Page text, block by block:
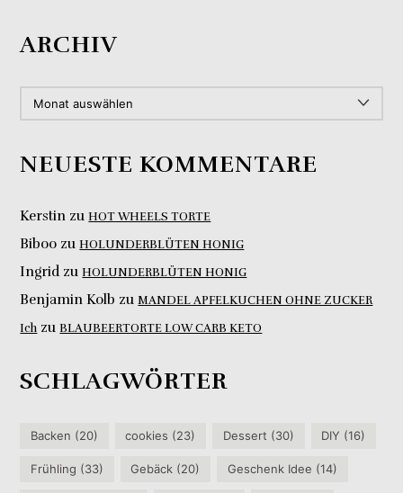
ARCHIV
NEUESTE KOMMENTARE
Kerstin zuHOT WHEELS TORTE
Biboo zuHOLUNDERBLÜTEN HONIG
IngridzuHOLUNDERBLÜTEN HONIG
Benjamin Kolb zuMANDEL APFELKUCHEN OHNE ZUCKER
Ich zuBLAUBEERTORTE LOW CARB KETO
SCHLAGWÖRTER
Backen (20) cookies (23) Dessert (30) DIY (16)
Frühling (33) Gebäck (20) Geschenk Idee (14)